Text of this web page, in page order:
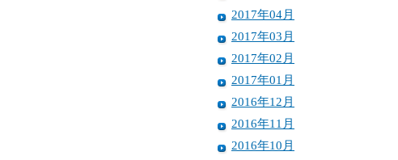
2017年04月
2017年03月
2017年02月
2017年01月
2016年12月
2016年11月
2016年10月